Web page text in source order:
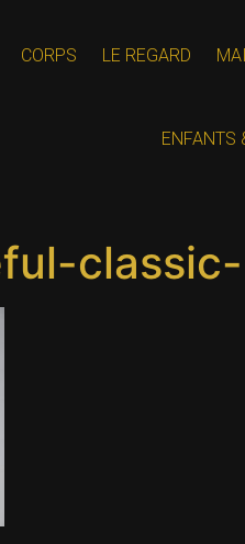
CORPS LE REGARD
ENFANTS